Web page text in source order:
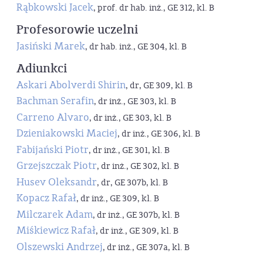
Rąbkowski Jacek, prof. dr hab. inż., GE 312, kl. B
Profesorowie uczelni
Jasiński Marek, dr hab. inż., GE 304, kl. B
Adiunkci
Askari Abolverdi Shirin, dr, GE 309, kl. B
Bachman Serafin, dr inż., GE 303, kl. B
Carreno Alvaro, dr inż., GE 303, kl. B
Dzieniakowski Maciej, dr inż., GE 306, kl. B
Fabijański Piotr, dr inż., GE 301, kl. B
Grzejszczak Piotr, dr inż., GE 302, kl. B
Husev Oleksandr, dr, GE 307b, kl. B
Kopacz Rafał, dr inż., GE 309, kl. B
Milczarek Adam, dr inż., GE 307b, kl. B
Miśkiewicz Rafał, dr inż., GE 309, kl. B
Olszewski Andrzej, dr inż., GE 307a, kl. B